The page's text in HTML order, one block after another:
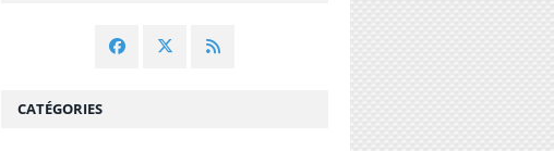
CATÉGORIES